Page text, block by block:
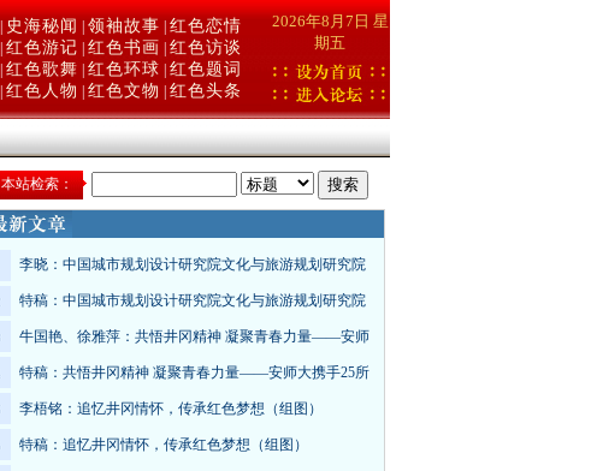
史海秘闻 领袖故事 红色恋情
红色游记 红色书画
红色访谈
红色歌舞 红色环球 红色题词
红色人物 红色文物 红色头条
2026年8月7日 星
期五
本站检索：
李晓：中国城市规划设计研究院文化与旅游规划研究院
特稿：中国城市规划设计研究院文化与旅游规划研究院
牛国艳、徐雅萍：共悟井冈精神 凝聚青春力量——安师
特稿：共悟井冈精神 凝聚青春力量——安师大携手25所
李梧铭：追忆井冈情怀，传承红色梦想（组图）
特稿：追忆井冈情怀，传承红色梦想（组图）